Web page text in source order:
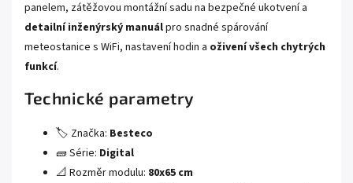
panelem, zátěžovou montážní sadu na bezpečné ukotvení a
detailní inženýrský manuálpro snadné spárování
meteostanice s WiFi, nastavení hodin a oživení všech chytrých
funkcí.
Technické parametry
🏷️ Značka: Besteco
🧱 Série: Digital
📐 Rozměr modulu: 80x65 cm